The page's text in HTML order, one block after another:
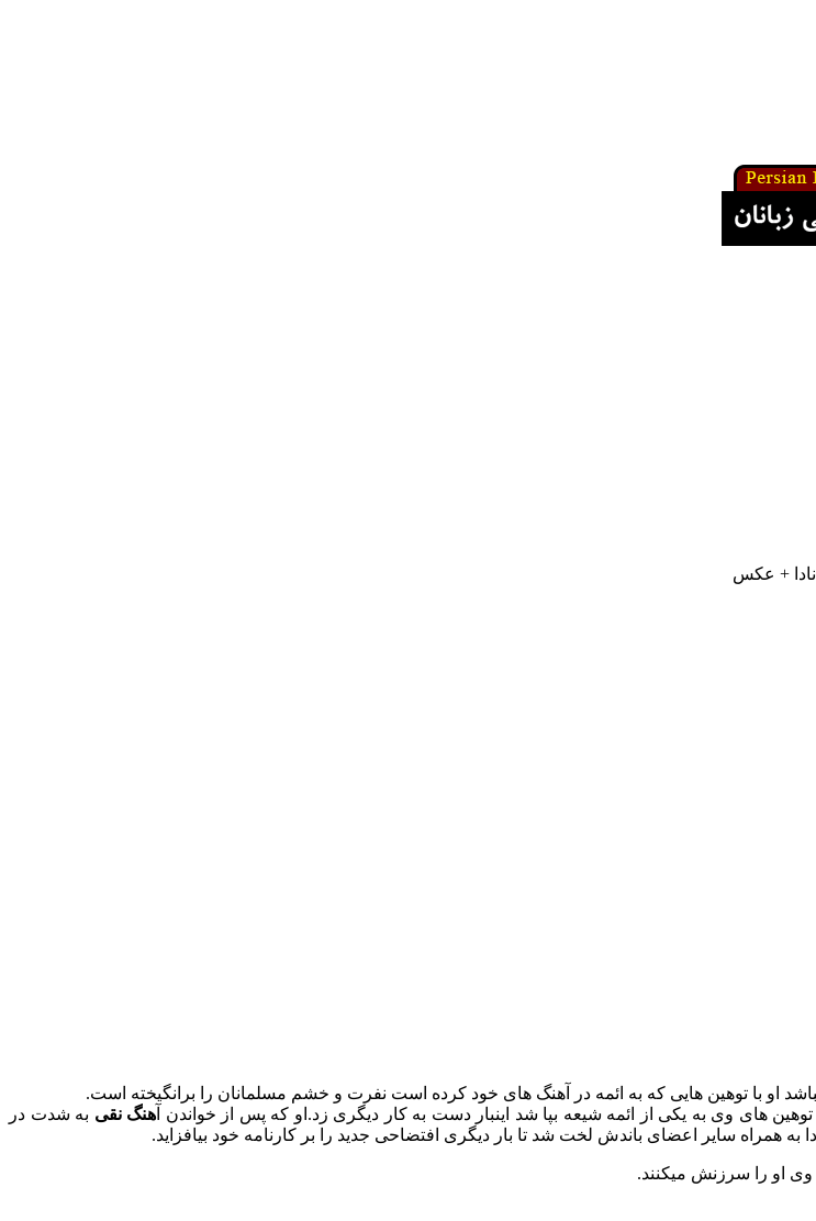
+ عکس
او با توهین هایی که به ائمه در آهنگ های خود کرده است نفرت و خشم مسلمانان را برانگیخته است.
های وی به یکی از ائمه شیعه بپا شد اینبار دست به کار دیگری زد.او که پس از خواندن آ هنگ نقی به شدت در
همراه سایر اعضای باندش لخت شد تا بار دیگری افتضاحی جدید را بر کارنامه خود بیافزاید.
او را سرزنش میکنند.